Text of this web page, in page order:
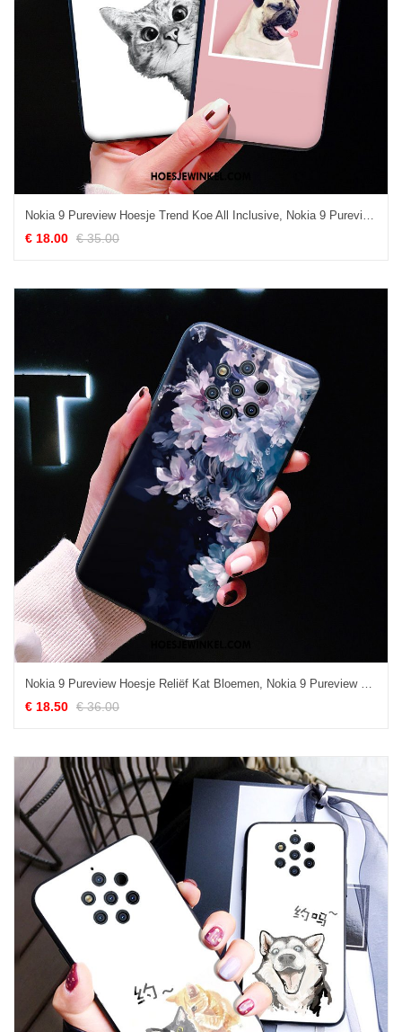
Nokia 9 Pureview Hoesje Trend Koe All Inclusive, Nokia 9 Pureview Hoesje Eenvoudige Persoonlijk
€ 18.00 € 35.00
Nokia 9 Pureview Hoesje Reliëf Kat Bloemen, Nokia 9 Pureview Hoesje Purper Persoonlijk
€ 18.50 € 36.00